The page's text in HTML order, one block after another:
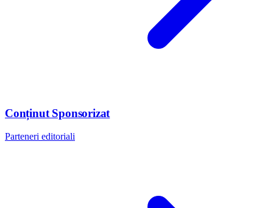
Conținut Sponsorizat
Parteneri editoriali